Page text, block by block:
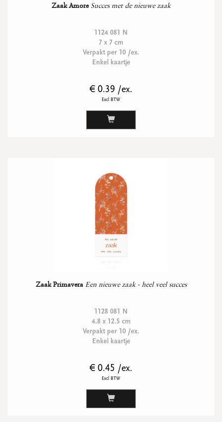
Zaak Amore Succes met de nieuwe zaak
1124 081 N
7 x 7 cm
Verpakt per 10 /ex.
Enkel kaartje
€ 0.39 /ex.
Excl BTW
Zaak Primavera Een nieuwe zaak - heel veel succes
1128 081 N
4.8 x 12.5 cm
Verpakt per 10 /ex.
Enkel kaartje
€ 0.45 /ex.
Excl BTW